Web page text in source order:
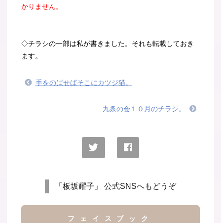
かりません。
◇チラシの一部は私が書きました。それも転載しておき
ます。
手をのばせばそこにカツジ猫。
九条の会１０月のチラシ。
「板坂耀子」 公式SNSへもどうぞ
フェイスブック